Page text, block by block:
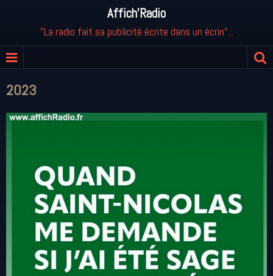
Affich'Radio
"La radio fait sa publicité écrite dans un écrin"...
2023